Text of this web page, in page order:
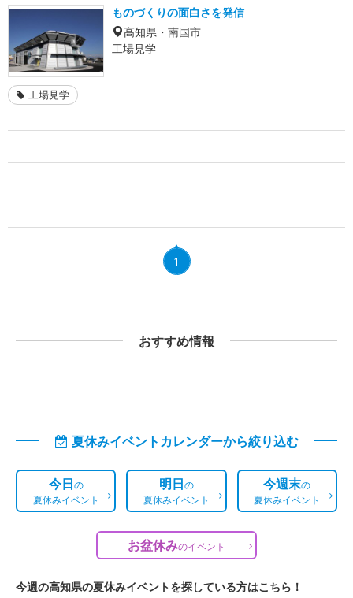
ものづくりの面白さを発信
高知県・南国市
工場見学
工場見学
1
おすすめ情報
夏休みイベントカレンダーから絞り込む
今日の
夏休みイベント
明日の
夏休みイベント
今週末の
夏休みイベント
お盆休みのイベント
今週の高知県の夏休みイベントを探している方はこちら！